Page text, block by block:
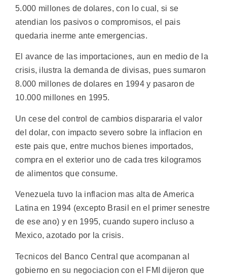
5.000 millones de dolares, con lo cual, si se
atendian los pasivos o compromisos, el pais
quedaria inerme ante emergencias.
El avance de las importaciones, aun en medio de la
crisis, ilustra la demanda de divisas, pues sumaron
8.000 millones de dolares en 1994 y pasaron de
10.000 millones en 1995.
Un cese del control de cambios dispararia el valor
del dolar, con impacto severo sobre la inflacion en
este pais que, entre muchos bienes importados,
compra en el exterior uno de cada tres kilogramos
de alimentos que consume.
Venezuela tuvo la inflacion mas alta de America
Latina en 1994 (excepto Brasil en el primer senestre
de ese ano) y en 1995, cuando supero incluso a
Mexico, azotado por la crisis.
Tecnicos del Banco Central que acompanan al
gobierno en su negociacion con el FMI dijeron que